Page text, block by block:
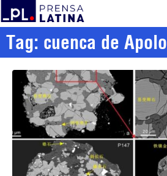
Tag: cuenca de Apolo